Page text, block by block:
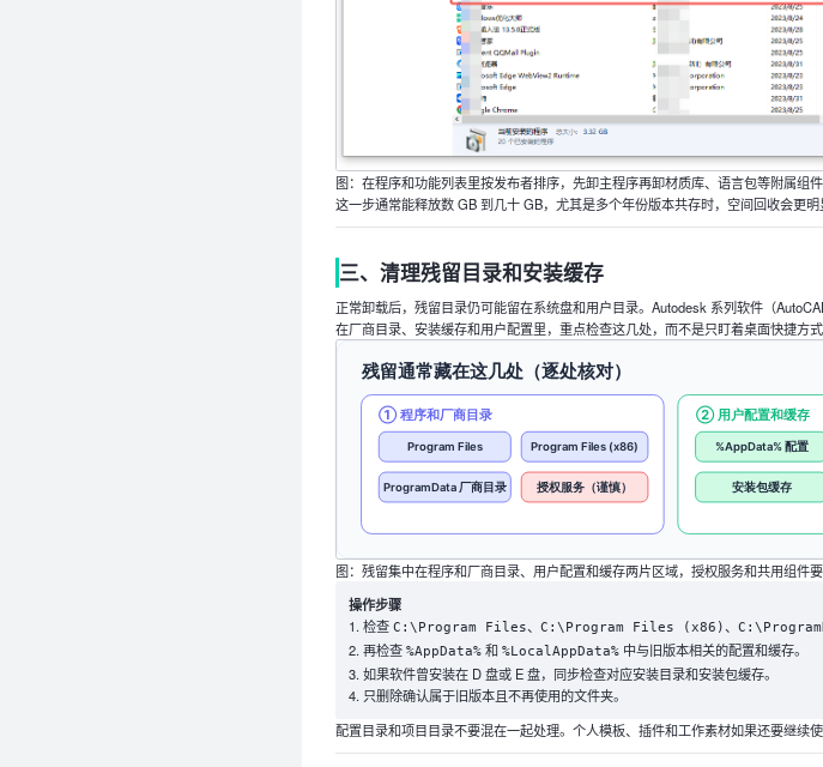
图：在程序和功能列表里按发布者排序，先卸主程序再卸材质库、语言包等附属组件
这一步通常能释放数 GB 到几十 GB，尤其是多个年份版本共存时，空间回收会更明
三、清理残留目录和安装缓存
正常卸载后，残留目录仍可能留在系统盘和用户目录。Autodesk 系列软件（
在厂商目录、安装缓存和用户配置里，重点检查这几处，而不是只盯着桌面快捷方式
图：残留集中在程序和厂商目录、用户配置和缓存两片区域，授权服务和共用组件要
操作步骤
检查 C:\Program Files、 C:\Program Files (x86)、
再检查 %AppData%和 %LocalAppData%中与旧版本相关的配置和缓存。
如果软件曾安装在 D 盘或 E 盘，同步检查对应安装目录和安装包缓存。
只删除确认属于旧版本且不再使用的文件夹。
配置目录和项目目录不要混在一起处理。个人模板、插件和工作素材如果还要继续